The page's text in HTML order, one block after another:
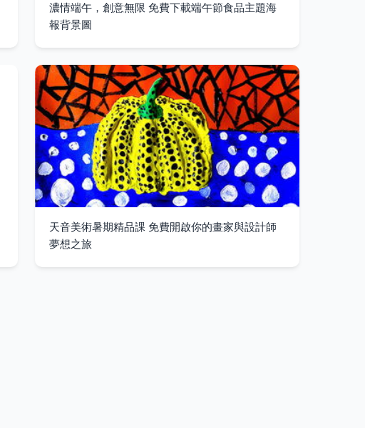
濃情端午，創意無限 免費下載端午節食品主題海
報背景圖
天音美術暑期精品課 免費開啟你的畫家與設計師
夢想之旅